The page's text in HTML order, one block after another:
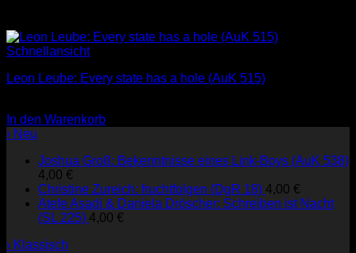
Schnellansicht
Leon Leube: Every state has a hole (AuK 515)
In den Warenkorb
› Neu
Joshua Groß: Bekenntnisse eines Link-Boys (AuK 538)
4,00 €
Christine Zureich: fruchtfolgen (DgR 18) 4,00 €
Atefe Asadi & Daniela Dröscher: Schreiben ist Nacht
(SL 225) 4,00 €
› Klassisch